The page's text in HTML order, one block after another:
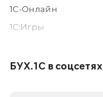
1С-Онлайн
1C:Игры
1С:Консалтинг
БУХ.1С в соцсетях